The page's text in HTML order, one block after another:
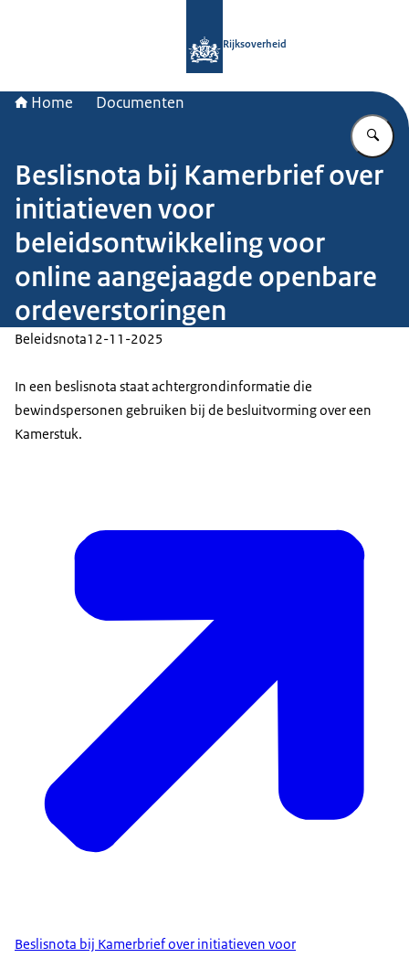
Rijksoverheid
Home Documenten
Beslisnota bij Kamerbrief over
initiatieven voor
beleidsontwikkeling voor
online aangejaagde openbare
ordeverstoringen
Beleidsnota12-11-2025
In een beslisnota staat achtergrondinformatie die
bewindspersonen gebruiken bij de besluitvorming over een
Kamerstuk.
Beslisnota bij Kamerbrief over initiatieven voor